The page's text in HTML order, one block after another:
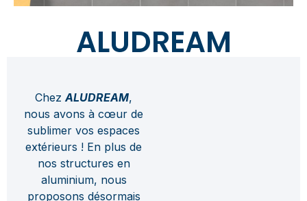
ALUDREAM
ChezALUDREAM,
nous avons à cœur de
sublimer vos espaces
extérieurs ! En plus de
nos structures en
aluminium, nous
proposons désormais